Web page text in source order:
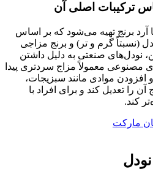
ترکیبات اصلی آن
آرد برنج تهیه می‌شود که بر اساس
(نسبتاً گرم و تر) و برنج مزاجی
نودل‌های صنعتی به دلیل داشتن
مصنوعی معمولاً مزاج سردتری پیدا
افزودن موادی مانند سبزیجات،
را تعدیل کند و برای افراد با
کند.
مارکت